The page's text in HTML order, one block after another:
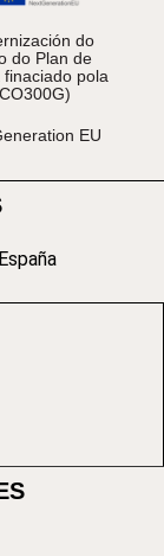
do
do Plan de
pola
EU